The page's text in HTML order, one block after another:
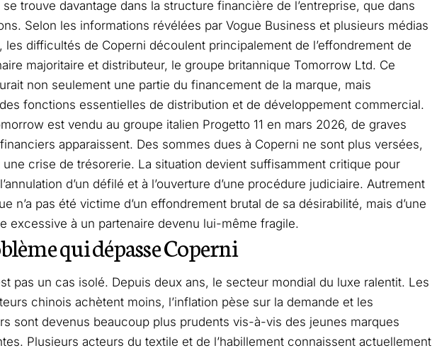
trouve davantage dans la structure financière de l’entreprise, que dans
Selon les informations révélées par Vogue Business et plusieurs médias
les difficultés de Coperni découlent principalement de l’effondrement de
majoritaire et distributeur, le groupe britannique Tomorrow Ltd. Ce
non seulement une partie du financement de la marque, mais
fonctions essentielles de distribution et de développement commercial.
est vendu au groupe italien Progetto 11 en mars 2026, de graves
apparaissent. Des sommes dues à Coperni ne sont plus versées,
une crise de trésorerie. La situation devient suffisamment critique pour
d’un défilé et à l’ouverture d’une procédure judiciaire. Autrement
n’a pas été victime d’un effondrement brutal de sa désirabilité, mais d’une
excessive à un partenaire devenu lui-même fragile.
qui dépasse Coperni
pas un cas isolé. Depuis deux ans, le secteur mondial du luxe ralentit. Les
chinois achètent moins, l’inflation pèse sur la demande et les
sont devenus beaucoup plus prudents vis-à-vis des jeunes marques
Plusieurs acteurs du textile et de l’habillement connaissent actuellement